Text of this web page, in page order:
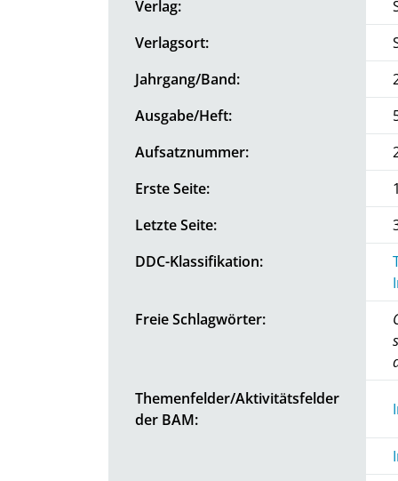
Verlag:
Verlagsort:
Jahrgang/Band:
Ausgabe/Heft:
Aufsatznummer:
Erste Seite:
Letzte Seite:
DDC-Klassifikation:
Freie Schlagwörter:
Themenfelder/Aktivitätsfelder
der BAM: